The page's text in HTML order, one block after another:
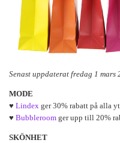
Senast uppdaterat fredag 1 mars
MODE
♥ Lindex ger 30% rabatt på alla
♥ Bubbleroom ger upp till 20%
SKÖNHET